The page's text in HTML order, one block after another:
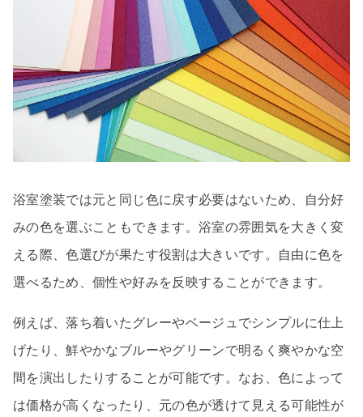
浴室塗装では元と同じ色に戻す必要はないため、自分好
みの色を選ぶこともできます。浴室の雰囲気を大きく変
える際、色選びが果たす役割は大きいです。自由に色を
選べるため、個性や好みを反映することができます。
例えば、落ち着いたグレーやベージュでシンプルに仕上
げたり、鮮やかなブルーやグリーンで明るく爽やかな空
間を演出したりすることが可能です。なお、色によって
は価格が高くなったり、元の色が透けて見える可能性が